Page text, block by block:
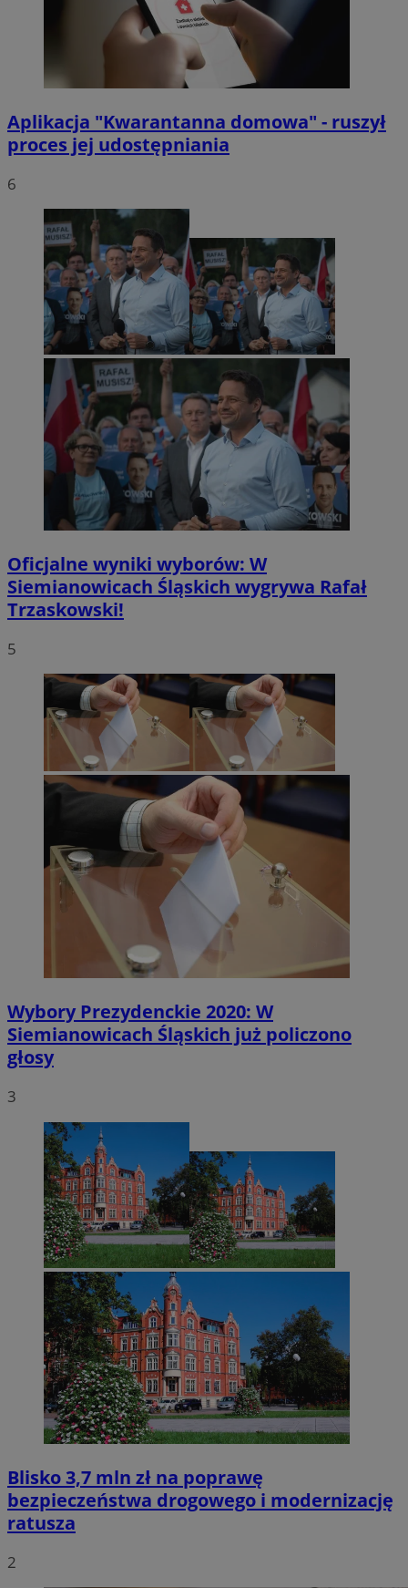
Aplikacja "Kwarantanna domowa" - ruszył
proces jej udostępniania
6
Oficjalne wyniki wyborów: W
Siemianowicach Śląskich wygrywa Rafał
Trzaskowski!
5
Wybory Prezydenckie 2020: W
Siemianowicach Śląskich już policzono
głosy
3
Blisko 3,7 mln zł na poprawę
bezpieczeństwa drogowego i modernizację
ratusza
2